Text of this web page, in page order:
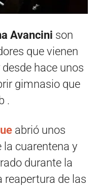
Avancini son
que vienen
hace unos
gimnasio que
.
abrió unos
la cuarentena y
durante la
reapertura de las